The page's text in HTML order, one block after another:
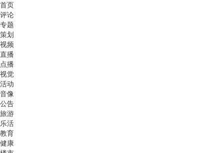
首页
评论
专题
策划
视频
直播
点播
视觉
活动
音像
公告
旅游
乐活
教育
健康